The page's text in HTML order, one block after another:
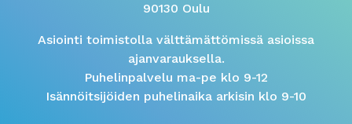
90130 Oulu
Asiointi toimistolla välttämättömissä asioissa
ajanvarauksella.
Puhelinpalvelu ma-pe klo 9-12
Isännöitsijöiden puhelinaika arkisin klo 9-10